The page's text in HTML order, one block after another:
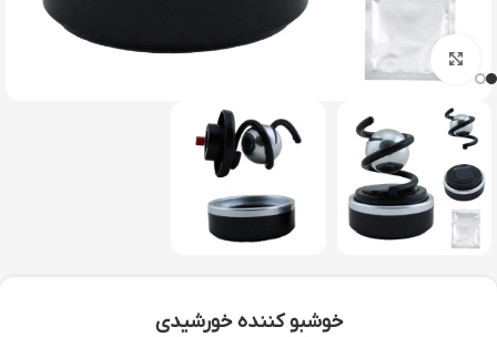
بزرگنمایی تصویر
خوشبو کننده خورشیدی